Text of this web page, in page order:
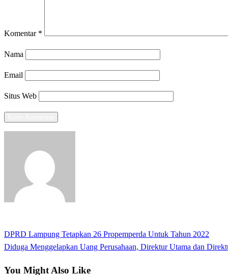
Komentar *
Nama
Email
Situs Web
Navigasi
Previous
Post
DPRD Lampung Tetapkan 26 Propemperda Untuk Tahun 2022
Next
Diduga Menggelapkan Uang Perusahaan, Direktur Utama dan
You Might Also Like